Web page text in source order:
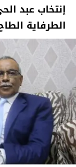
إنتخاب عبد
الطرفاية